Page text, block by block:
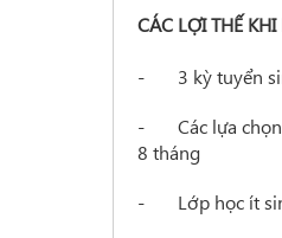
CÁC LỢI THẾ
- 3 kỳ tuyển
- Các lựa
8 tháng
- Lớp học ít